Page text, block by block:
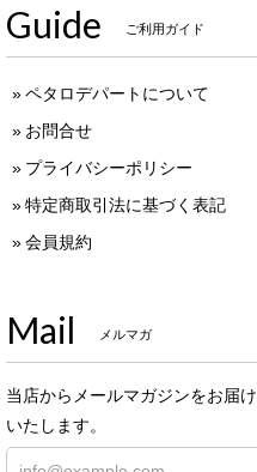
Guide ご利用ガイド
ペタロデパートについて
お問合せ
プライバシーポリシー
特定商取引法に基づく表記
会員規約
Mail メルマガ
当店からメールマガジンをお届け
いたします。